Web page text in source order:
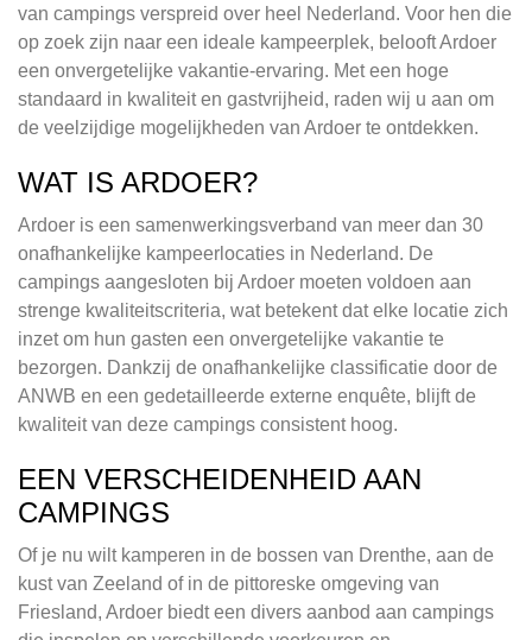
van campings verspreid over heel Nederland. Voor hen die
op zoek zijn naar een ideale kampeerplek, belooft Ardoer
een onvergetelijke vakantie-ervaring. Met een hoge
standaard in kwaliteit en gastvrijheid, raden wij u aan om
de veelzijdige mogelijkheden van Ardoer te ontdekken.
WAT IS ARDOER?
Ardoer is een samenwerkingsverband van meer dan 30
onafhankelijke kampeerlocaties in Nederland. De
campings aangesloten bij Ardoer moeten voldoen aan
strenge kwaliteitscriteria, wat betekent dat elke locatie zich
inzet om hun gasten een onvergetelijke vakantie te
bezorgen. Dankzij de onafhankelijke classificatie door de
ANWB en een gedetailleerde externe enquête, blijft de
kwaliteit van deze campings consistent hoog.
EEN VERSCHEIDENHEID AAN
CAMPINGS
Of je nu wilt kamperen in de bossen van Drenthe, aan de
kust van Zeeland of in de pittoreske omgeving van
Friesland, Ardoer biedt een divers aanbod aan campings